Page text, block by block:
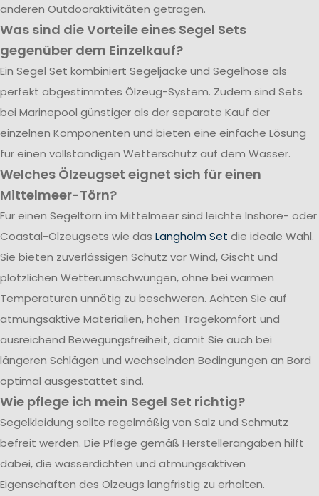
anderen Outdooraktivitäten getragen.
Was sind die Vorteile eines Segel Sets
gegenüber dem Einzelkauf?
Ein Segel Set kombiniert Segeljacke und Segelhose als
perfekt abgestimmtes Ölzeug-System. Zudem sind Sets
bei Marinepool günstiger als der separate Kauf der
einzelnen Komponenten und bieten eine einfache Lösung
für einen vollständigen Wetterschutz auf dem Wasser.
Welches Ölzeugset eignet sich für einen
Mittelmeer-Törn?
Für einen Segeltörn im Mittelmeer sind leichte Inshore- oder
Coastal-Ölzeugsets wie das Langholm Set die ideale Wahl.
Sie bieten zuverlässigen Schutz vor Wind, Gischt und
plötzlichen Wetterumschwüngen, ohne bei warmen
Temperaturen unnötig zu beschweren. Achten Sie auf
atmungsaktive Materialien, hohen Tragekomfort und
ausreichend Bewegungsfreiheit, damit Sie auch bei
längeren Schlägen und wechselnden Bedingungen an Bord
optimal ausgestattet sind.
Wie pflege ich mein Segel Set richtig?
Segelkleidung sollte regelmäßig von Salz und Schmutz
befreit werden. Die Pflege gemäß Herstellerangaben hilft
dabei, die wasserdichten und atmungsaktiven
Eigenschaften des Ölzeugs langfristig zu erhalten.